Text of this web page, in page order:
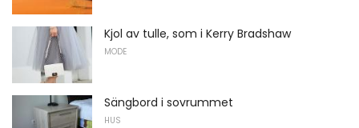
Kjol av tulle, som i Kerry Bradshaw
MODE
Sängbord i sovrummet
HUS